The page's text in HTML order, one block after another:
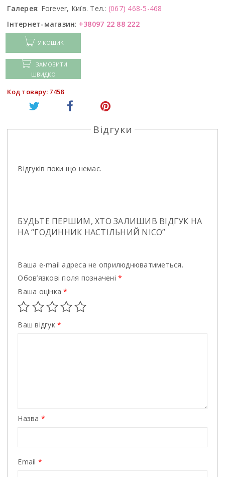
Галерея: Forever, Київ. Тел.: (067) 468-5-468
Інтернет-магазин: +38097 22 88 222
У КОШИК
ЗАМОВИТИ
ШВИДКО
Код товару: 7458
Відгуки
Відгуків поки що немає.
БУДЬТЕ ПЕРШИМ, ХТО ЗАЛИШИВ ВІДГУК НА
НА “ГОДИННИК НАСТІЛЬНИЙ NICO”
Ваша e-mail адреса не оприлюднюватиметься.
Обов’язкові поля позначені*
Ваша оцінка*
Ваш відгук*
Назва *
Email *